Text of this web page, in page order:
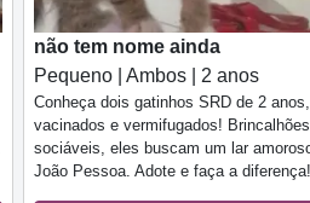
não tem nome ainda
Pequeno | Ambos | 2 anos
Conheça dois gatinhos SRD de 2 anos,
vacinados e vermifugados!
sociáveis, eles buscam um lar
João Pessoa. Adote e faça a diferença!